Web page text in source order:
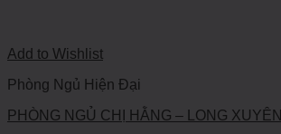
Add to Wishlist
Phòng Ngủ Hiện Đại
PHÒNG NGỦ CHỊ HẰNG – LONG XUYÊN